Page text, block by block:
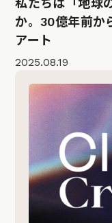
私たちは「地球
か。30億年前か
アート
2025.08.19